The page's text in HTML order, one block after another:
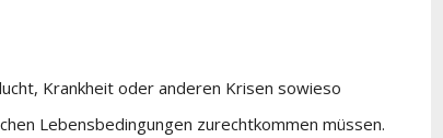
Krankheit oder anderen Krisen sowieso
Lebensbedingungen zurechtkommen müssen.